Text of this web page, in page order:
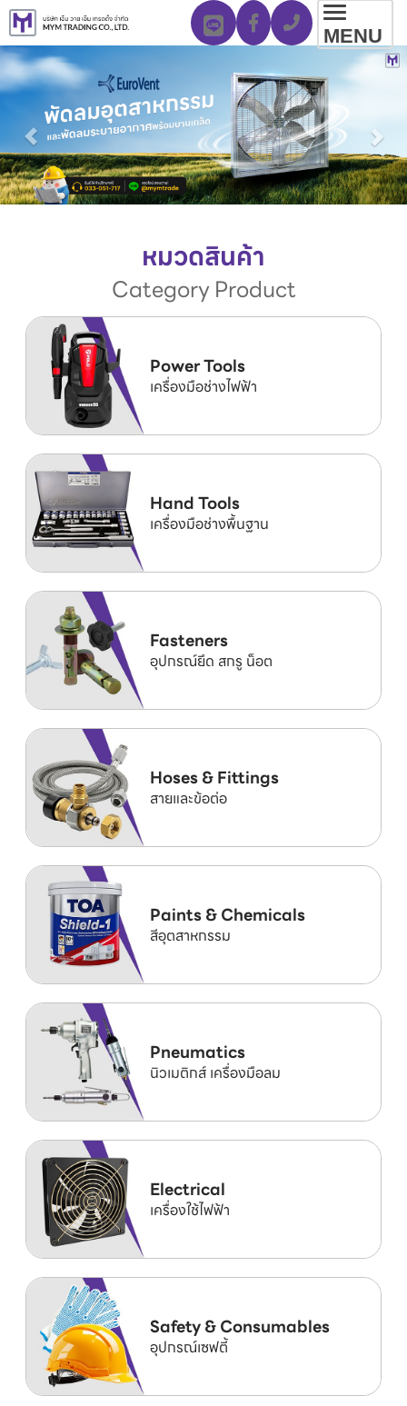
MENU
หมวดสินค้า
Category Product
Power Tools
เครื่องมือช่างไฟฟ้า
Hand Tools
เครื่องมือช่างพื้นฐาน
Fasteners
อุปกรณ์ยึด สกรู น็อต
Hoses & Fittings
สายและข้อต่อ
Paints & Chemicals
สีอุตสาหกรรม
Pneumatics
นิวเมติกส์ เครื่องมือลม
Electrical
เครื่องใช้ไฟฟ้า
Safety & Consumables
อุปกรณ์เซฟตี้